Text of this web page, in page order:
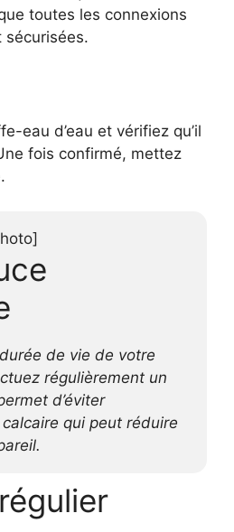
toutes les connexions
sécurisées.
eau d’eau et vérifiez qu’il
fois confirmé, mettez
de vie de votre
régulièrement un
d’éviter
calcaire qui peut réduire